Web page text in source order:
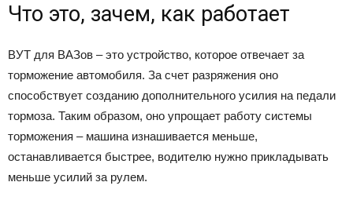
Что это, зачем, как работает
ВУТ для ВАЗов – это устройство, которое отвечает за
торможение автомобиля. За счет разряжения оно
способствует созданию дополнительного усилия на педали
тормоза. Таким образом, оно упрощает работу системы
торможения – машина изнашивается меньше,
останавливается быстрее, водителю нужно прикладывать
меньше усилий за рулем.